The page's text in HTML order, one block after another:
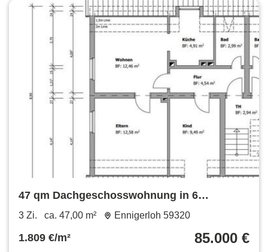
47 qm Dachgeschosswohnung in 6
Parteienhaus DIY !!TOPP!!
3 Zi. ca. 47,00 m² Ennigerloh 59320
1.809 €/m² 85.000 €